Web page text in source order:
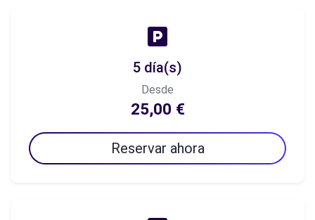
5 día(s)
Desde
25,00 €
Reservar ahora